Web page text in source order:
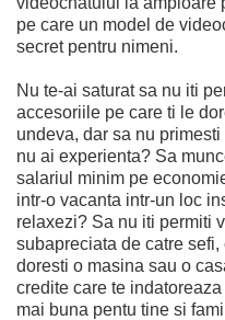
pe care un model de
secret pentru nimeni.
Nu te-ai saturat sa nu iti
accesoriile pe care ti le
undeva, dar sa nu
nu ai experienta? Sa
salariul minim pe
intr-o vacanta intr-un loc
relaxezi? Sa nu iti permiti
subapreciata de catre
doresti o masina sau o
credite care te
mai buna pentu tine si